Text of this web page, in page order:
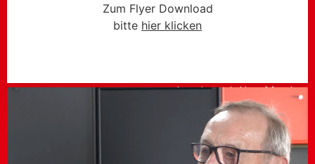
Zum Flyer Download
bitte hier klicken
Inerview mit Uwe Manthey